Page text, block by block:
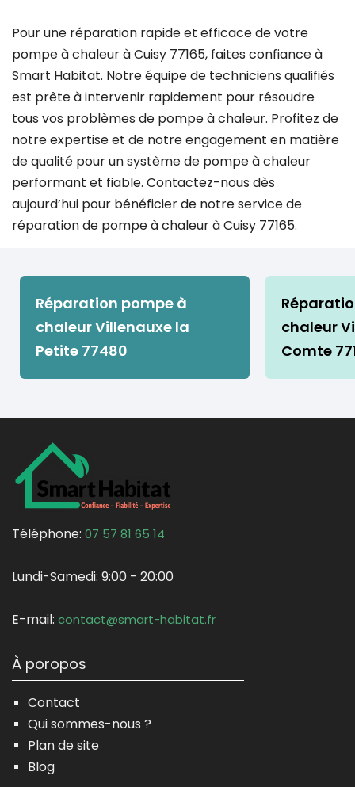
Pour une réparation rapide et efficace de votre
pompe à chaleur à Cuisy 77165, faites confiance à
Smart Habitat. Notre équipe de techniciens qualifiés
est prête à intervenir rapidement pour résoudre
tous vos problèmes de pompe à chaleur. Profitez de
notre expertise et de notre engagement en matière
de qualité pour un système de pompe à chaleur
performant et fiable. Contactez-nous dès
aujourd’hui pour bénéficier de notre service de
réparation de pompe à chaleur à Cuisy 77165.
Réparation pompe à
chaleur Villenauxe la
Petite 77480
chaleur
Comte
Téléphone: 07 57 81 65 14
Lundi-Samedi: 9:00 - 20:00
E-mail: contact@smart-habitat.fr
À poropos
Contact
Qui sommes-nous ?
Plan de site
Blog